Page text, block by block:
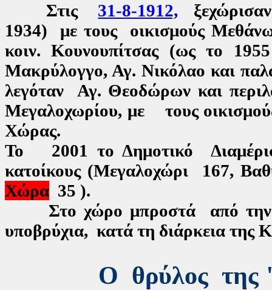
Στις 31-8-1912,
1934) με τους οικισμούς
κοιν. Κουνουπίτσας (ως το
Μακρύλογγο, Αγ. Νικόλαο και
λεγόταν Αγ. Θεοδώρων και
Μεγαλοχωρίου, με τους
Χώρας.
Το 2001 το Δημοτικό
κατοίκους (Μεγαλοχώρι 167,
Χώρα 35 ).
Στο χώρο μπροστά από την
υποβρύχια, κατά τη διάρκεια
Ο θρύλος της